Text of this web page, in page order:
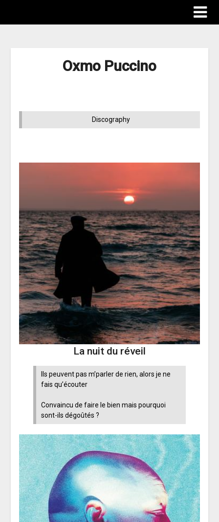
Oxmo Puccino
Discography
La nuit du réveil
Ils peuvent pas m’parler de rien, alors je ne
fais qu’écouter
Convaincu de faire le bien mais pourquoi
sont-ils dégoûtés ?